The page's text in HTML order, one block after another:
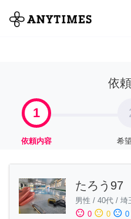
全て
依
1
依頼内容 希
たろう97
男性 / 40代 / 埼
sentiment_satisfied 0 sentiment_neutral 0 sentiment_dissatisfied 0